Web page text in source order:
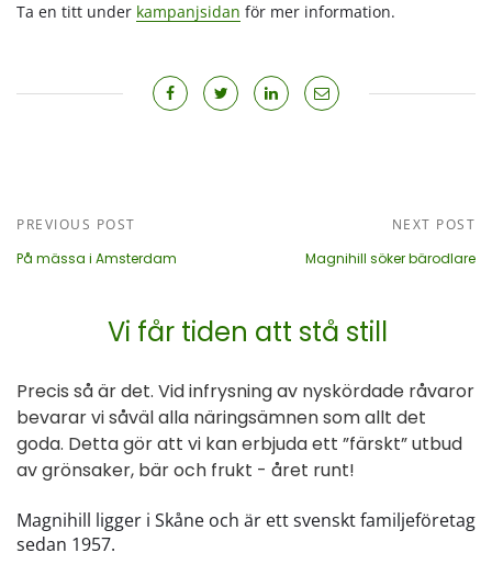
Ta en titt under kampanjsidan för mer information.
PREVIOUS POST
På mässa i Amsterdam
NEXT POST
Magnihill söker bärodlare
Vi får tiden att stå still
Precis så är det. Vid infrysning av nyskördade råvaror
bevarar vi såväl alla näringsämnen som allt det
goda. Detta gör att vi kan erbjuda ett ”färskt” utbud
av grönsaker, bär och frukt - året runt!
Magnihill ligger i Skåne och är ett svenskt familjeföretag
sedan 1957.